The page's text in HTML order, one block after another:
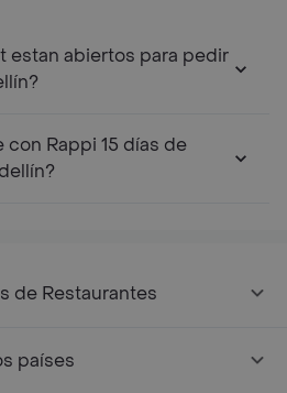
estan abiertos para pedir
Rappi 15 días de
de Restaurantes
países